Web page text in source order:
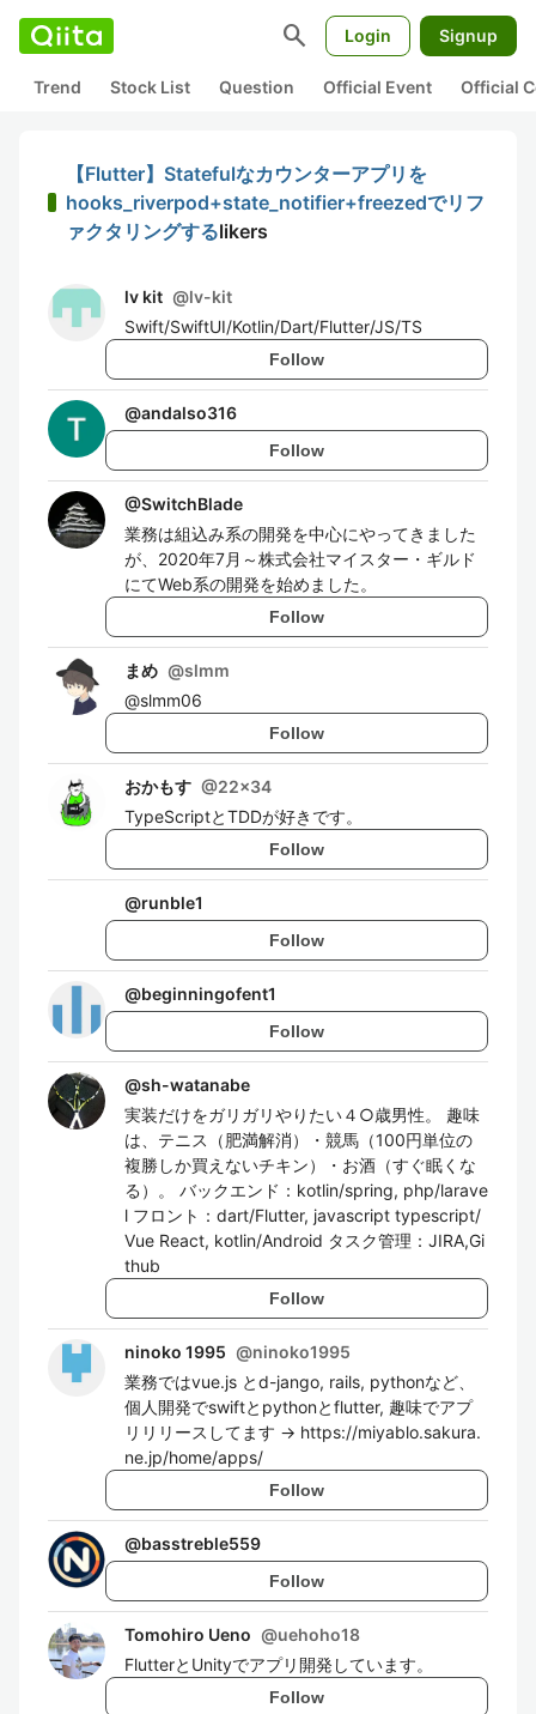
search Login Signup
Trend Stock List Question Official Event Official
【Flutter】Statefulなカウンターアプリを
hooks_riverpod+state_notifier+freezedでリフ
ァクタリングするlikers
lv kit @lv-kit
Swift/SwiftUI/Kotlin/Dart/Flutter/JS/TS
Follow
@andalso316
Follow
@SwitchBlade
業務は組込み系の開発を中心にやってきました
が、2020年7月～株式会社マイスター・ギルド
にてWeb系の開発を始めました。
Follow
まめ @slmm
@slmm06
Follow
おかもす @22x34
TypeScriptとTDDが好きです。
Follow
@runble1
Follow
@beginningofent1
Follow
@sh-watanabe
実装だけをガリガリやりたい４○歳男性。 趣味
は、テニス（肥満解消）・競馬（100円単位の
複勝しか買えないチキン）・お酒（すぐ眠くな
る）。 バックエンド：kotlin/spring, php/larave
l フロント：dart/Flutter, javascript typescript/
Vue React, kotlin/Android タスク管理：JIRA,Gi
thub
Follow
ninoko 1995 @ninoko1995
業務ではvue.js とd-jango, rails, pythonなど、
個人開発でswiftとpythonとflutter, 趣味でアプ
リリリースしてます → https://miyablo.sakura.
ne.jp/home/apps/
Follow
@basstreble559
Follow
Tomohiro Ueno @uehoho18
FlutterとUnityでアプリ開発しています。
Follow